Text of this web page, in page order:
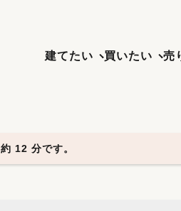
建てたい 買いたい 売
12 分です。